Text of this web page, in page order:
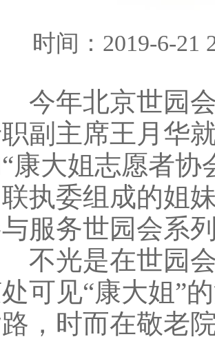
时间：2019-6-
年北京世园会
副主席王月华
康大姐志愿者协
执委组成的姐
服务世园会系
光是在世园会
可见“康大姐”
，时而在敬老